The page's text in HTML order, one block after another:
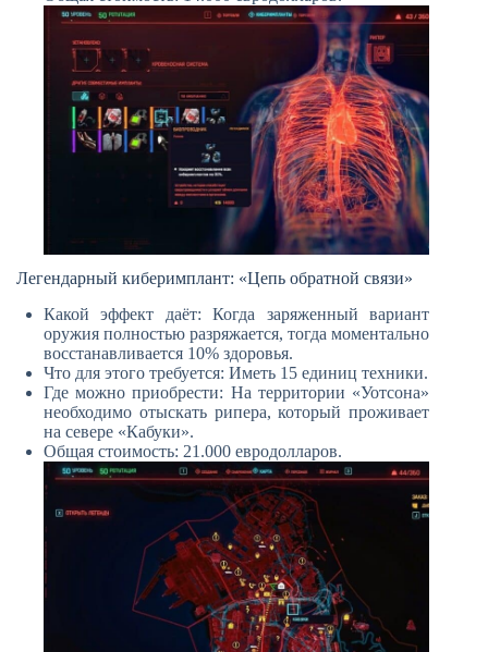
Легендарный киберимплант: «Цепь обратной связи»
Какой эффект даёт: Когда заряженный вариант
оружия полностью разряжается, тогда моментально
восстанавливается 10% здоровья.
Что для этого требуется: Иметь 15 единиц техники.
Где можно приобрести: На территории «Уотсона»
необходимо отыскать рипера, который проживает
на севере «Кабуки».
Общая стоимость: 21.000 евродолларов.